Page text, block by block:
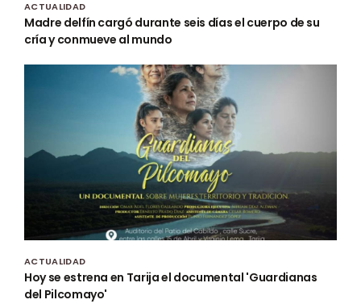
ACTUALIDAD
Madre delfín cargó durante seis días el cuerpo de su
cría y conmueve al mundo
ACTUALIDAD
Hoy se estrena en Tarija el documental 'Guardianas
del Pilcomayo'